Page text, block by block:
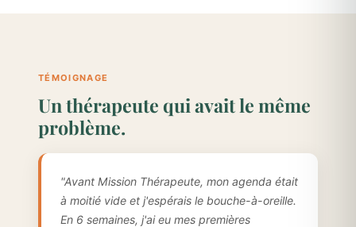
TÉMOIGNAGE
Un thérapeute qui avait le même
problème.
"Avant Mission Thérapeute, mon agenda était
à moitié vide et j'espérais le bouche-à-oreille.
En 6 semaines, j'ai eu mes premières